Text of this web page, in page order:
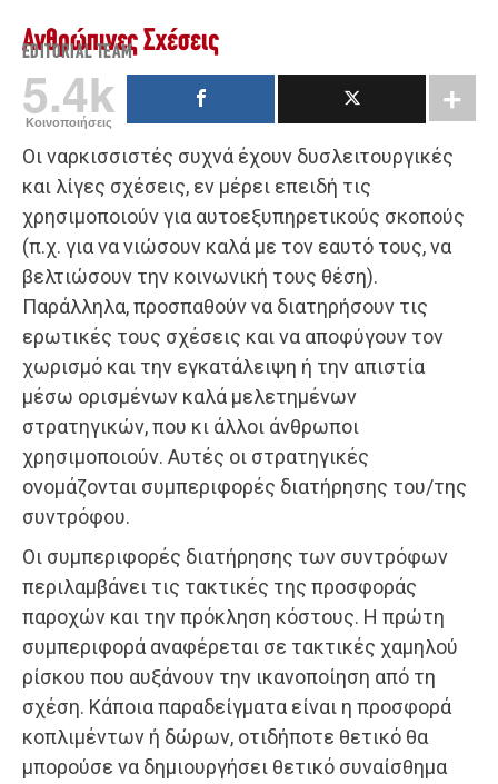
Ανθρώπινες Σχέσεις
EDITORIAL TEAM
5.4k
Κοινοποιήσεις
Οι ναρκισσιστές συχνά έχουν δυσλειτουργικές
και λίγες σχέσεις, εν μέρει επειδή τις
χρησιμοποιούν για αυτοεξυπηρετικούς σκοπούς
(π.χ. για να νιώσουν καλά με τον εαυτό τους, να
βελτιώσουν την κοινωνική τους θέση).
Παράλληλα, προσπαθούν να διατηρήσουν τις
ερωτικές τους σχέσεις και να αποφύγουν τον
χωρισμό και την εγκατάλειψη ή την απιστία
μέσω ορισμένων καλά μελετημένων
στρατηγικών, που κι άλλοι άνθρωποι
χρησιμοποιούν. Αυτές οι στρατηγικές
ονομάζονται συμπεριφορές διατήρησης του/της
συντρόφου.
Οι συμπεριφορές διατήρησης των συντρόφων
περιλαμβάνει τις τακτικές της προσφοράς
παροχών και την πρόκληση κόστους. Η πρώτη
συμπεριφορά αναφέρεται σε τακτικές χαμηλού
ρίσκου που αυξάνουν την ικανοποίηση από τη
σχέση. Κάποια παραδείγματα είναι η προσφορά
κοπλιμέντων ή δώρων, οτιδήποτε θετικό θα
μπορούσε να δημιουργήσει θετικό συναίσθημα